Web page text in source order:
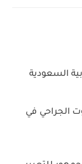
السعودية
الجراحي في